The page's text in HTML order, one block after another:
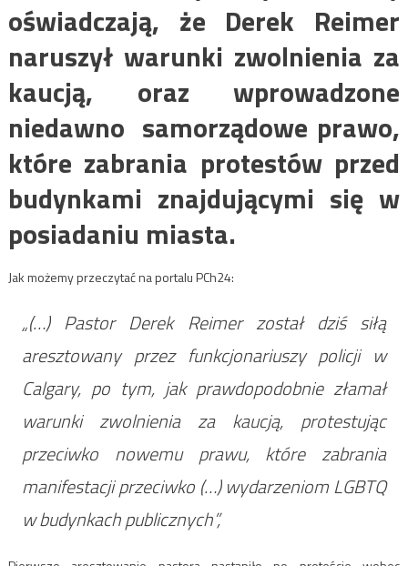
oświadczają, że Derek Reimer
naruszył warunki zwolnienia za
kaucją, oraz wprowadzone
niedawno samorządowe prawo,
które zabrania protestów przed
budynkami znajdującymi się w
posiadaniu miasta.
Jak możemy przeczytać na portalu PCh24:
„(…) Pastor Derek Reimer został dziś siłą
aresztowany przez funkcjonariuszy policji w
Calgary, po tym, jak prawdopodobnie złamał
warunki zwolnienia za kaucją, protestując
przeciwko nowemu prawu, które zabrania
manifestacji przeciwko (…) wydarzeniom LGBTQ
w budynkach publicznych”,